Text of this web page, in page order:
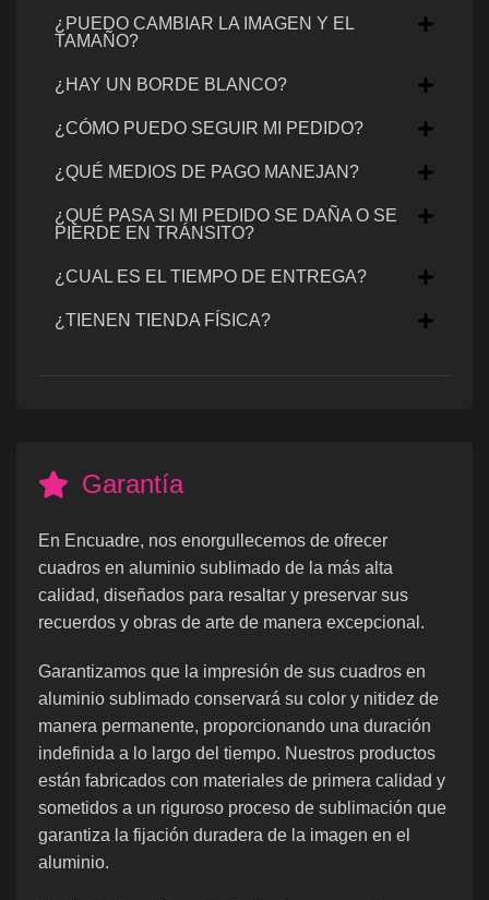
¿PUEDO CAMBIAR LA IMAGEN Y EL
TAMAÑO?
¿HAY UN BORDE BLANCO?
¿CÓMO PUEDO SEGUIR MI PEDIDO?
¿QUÉ MEDIOS DE PAGO MANEJAN?
¿QUÉ PASA SI MI PEDIDO SE DAÑA O SE
PIERDE EN TRÁNSITO?
¿CUAL ES EL TIEMPO DE ENTREGA?
¿TIENEN TIENDA FÍSICA?
Garantía
En Encuadre, nos enorgullecemos de ofrecer
cuadros en aluminio sublimado de la más alta
calidad, diseñados para resaltar y preservar sus
recuerdos y obras de arte de manera excepcional.
Garantizamos que la impresión de sus cuadros en
aluminio sublimado conservará su color y nitidez de
manera permanente, proporcionando una duración
indefinida a lo largo del tiempo. Nuestros productos
están fabricados con materiales de primera calidad y
sometidos a un riguroso proceso de sublimación que
garantiza la fijación duradera de la imagen en el
aluminio.